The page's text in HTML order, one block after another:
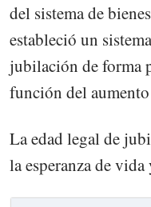
del sistema de
estableció un
jubilación de forma
función del
La edad legal de
la esperanza de